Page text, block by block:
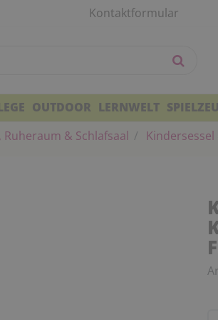
Kontaktformular
OUTDOOR LERNWELT
Ruheraum & Schlafsaal Kindersessel